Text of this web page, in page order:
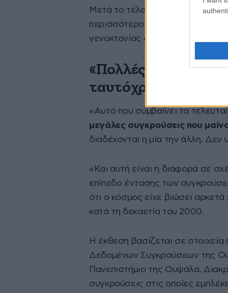
Μετά το τέλος του Ψυχρού
περισσότεροι νεκροί εξαιτίας
γενοκτονίας στη Ρουάντα
«Πολλές μεγάλες
ταυτόχρονα»
«Αυτό που συμβαίνει τα
μεγάλες συγκρούσεις που
διαδέχονται η μία την άλλη.
«Και αυτή είναι η διαφορά σε
επίπεδο έντασης των
ότι ο κόσμος είχε βιώσει
κατά τη δεκαετία του 2000.
Η έκθεση βασίζεται σε
Δεδομένων Συγκρούσεων της
Πανεπιστήμιο της Ουψάλα.
συγκρούσεις στις οποίες